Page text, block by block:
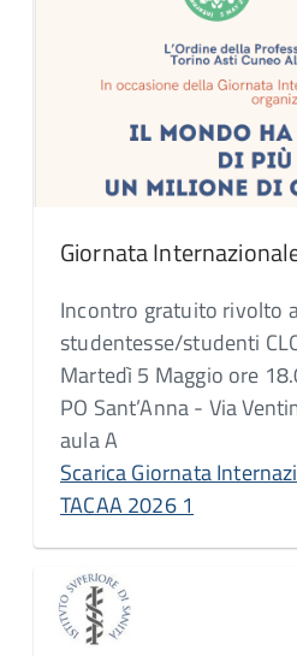
Giornata
Incontro gratuito rivolto
studentesse/studenti
Martedì 5 Maggio ore
PO Sant’Anna - Via
aula A
Scarica Giornata
TACAA 2026 1